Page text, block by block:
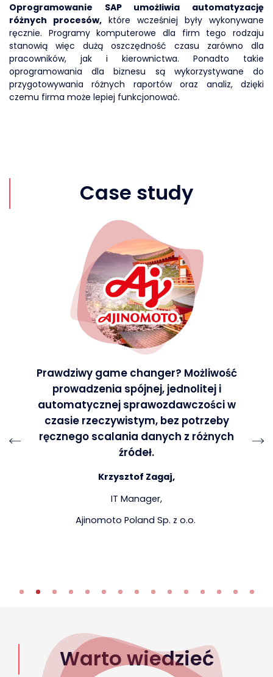
Oprogramowanie SAP umożliwia automatyzację
różnych procesów, które wcześniej były wykonywane
ręcznie. Programy komputerowe dla firm tego rodzaju
stanowią więc dużą oszczędność czasu zarówno dla
pracowników, jak i kierownictwa. Ponadto takie
oprogramowania dla biznesu są wykorzystywane do
przygotowywania różnych raportów oraz analiz, dzięki
czemu firma może lepiej funkcjonować.
Case study
Prawdziwy game changer? Możliwość
prowadzenia spójnej, jednolitej i
automatycznej sprawozdawczości w
czasie rzeczywistym, bez potrzeby
ręcznego scalania danych z różnych
źródeł.
Krzysztof Zagaj,
IT Manager,
Ajinomoto Poland Sp. z o.o.
Warto wiedzieć